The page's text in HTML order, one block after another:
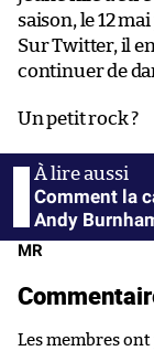
saison, le 12
Sur Twitter, il
continuer de
Un petit rock ?
Comment la
Andy
MR
Les membres